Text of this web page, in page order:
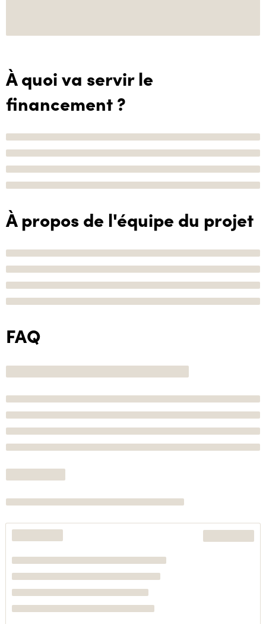
À quoi va servir le
financement ?
À propos de l'équipe du projet
FAQ